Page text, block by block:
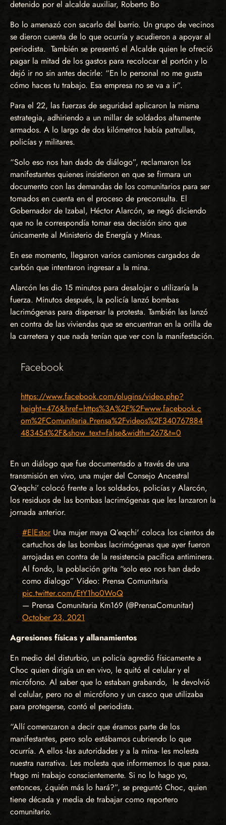
detenido por el alcalde auxiliar, Roberto Bo
Bo lo amenazó con sacarlo del barrio. Un grupo de vecinos
se dieron cuenta de lo que ocurría y acudieron a apoyar al
periodista. También se presentó el Alcalde quien le ofreció
pagar la mitad de los gastos para recolocar el portón y lo
dejó ir no sin antes decirle: “En lo personal no me gusta
cómo haces tu trabajo. Esa empresa no se va a ir”.
Para el 22, las fuerzas de seguridad aplicaron la misma
estrategia, adhiriendo a un millar de soldados altamente
armados. A lo largo de dos kilómetros había patrullas,
policías y militares.
“Solo eso nos han dado de diálogo”, reclamaron los
manifestantes quienes insistieron en que se firmara un
documento con las demandas de los comunitarios para ser
tomados en cuenta en el proceso de preconsulta. El
Gobernador de Izabal, Héctor Alarcón, se negó diciendo
que no le correspondía tomar esa decisión sino que
únicamente al Ministerio de Energía y Minas.
En ese momento, llegaron varios camiones cargados de
carbón que intentaron ingresar a la mina.
Alarcón les dio 15 minutos para desalojar o utilizaría la
fuerza. Minutos después, la policía lanzó bombas
lacrimógenas para dispersar la protesta. También las lanzó
en contra de las viviendas que se encuentran en la orilla de
la carretera y que nada tenían que ver con la manifestación.
Facebook
https://www.facebook.com/plugins/video.php?
height=476&href=https%3A%2F%2Fwww.facebook.c
om%2FComunitaria.Prensa%2Fvideos%2F340767884
483454%2F&show_text=false&width=267&t=0
En un diálogo que fue documentado a través de una
transmisión en vivo, una mujer del Consejo Ancestral
Q’eqchi’ colocó frente a los soldados, policías y Alarcón,
los residuos de las bombas lacrimógenas que les lanzaron la
jornada anterior.
#ElEstorUna mujer maya Q’eqchi' coloca los cientos de
cartuchos de las bombas lacrimógenas que ayer fueron
arrojadas en contra de la resistencia pacífica antiminera.
Al fondo, la población grita “solo eso nos han dado
como dialogo” Video: Prensa Comunitaria
pic.twitter.com/EtY1ho0WoQ
— Prensa Comunitaria Km169 (@PrensaComunitar)
October 23, 2021
Agresiones físicas y allanamientos
En medio del disturbio, un policía agredió físicamente a
Choc quien dirigía un en vivo, le quitó el celular y el
micrófono. Al saber que lo estaban grabando, le devolvió
el celular, pero no el micrófono y un casco que utilizaba
para protegerse, contó el periodista.
“Allí comenzaron a decir que éramos parte de los
manifestantes, pero solo estábamos cubriendo lo que
ocurría. A ellos -las autoridades y a la mina- les molesta
nuestra narrativa. Les molesta que informemos lo que pasa.
Hago mi trabajo conscientemente. Si no lo hago yo,
entonces, ¿quién más lo hará?”, se preguntó Choc, quien
tiene década y media de trabajar como reportero
comunitario.